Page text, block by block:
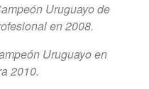
Uruguayo de
en 2008.
Uruguayo en
2010.